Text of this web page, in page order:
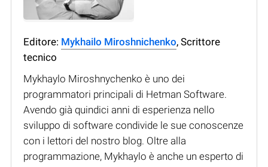
Editore: Mykhailo Miroshnichenko, Scrittore
tecnico
Mykhaylo Miroshnychenko è uno dei
programmatori principali di Hetman Software.
Avendo già quindici anni di esperienza nello
sviluppo di software condivide le sue conoscenze
con i lettori del nostro blog. Oltre alla
programmazione, Mykhaylo è anche un esperto di